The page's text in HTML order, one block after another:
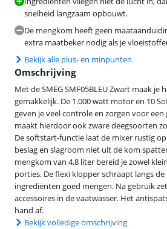
snelheid langzaam opbouwt.
De mengkom heeft geen
extra maatbeker nodig als je
Bekijk alle plus- en minpunten
Omschrijving
Met de SMEG SMF05BLEU Zwart maak je
gemakkelijk. De 1.000 watt motor en 10
geven je veel controle en zorgen voor een
maakt hierdoor ook zware deegsoorten
De softstart‑functie laat de mixer rustig
beslag en slagroom niet uit de kom
mengkom van 4,8 liter bereid je zowel
porties. De flexi klopper schraapt langs
ingrediënten goed mengen. Na gebruik
accessoires in de vaatwasser. Het
hand af.
Bekijk volledige omschrijving